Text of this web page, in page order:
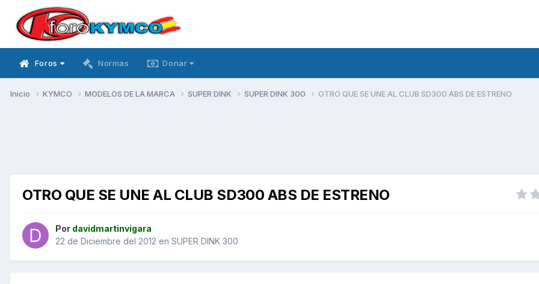
Foros Normas Donar
Inicio KYMCO MODELOS DE LA MARCA SUPER DINK SUPER DINK 300 OTRO QUE SE UNE AL CLUB SD300 ABS DE ESTRENO
OTRO QUE SE UNE AL CLUB SD300 ABS DE ESTRENO
Por davidmartinvigara
22 de Diciembre del 2012 en SUPER DINK 300